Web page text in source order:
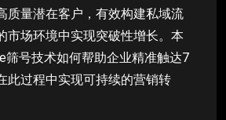
质量潜在客户，有效构建私域流
市场环境中实现突破性增长。本
筛号技术如何帮助企业精准触达7
此过程中实现可持续的营销转